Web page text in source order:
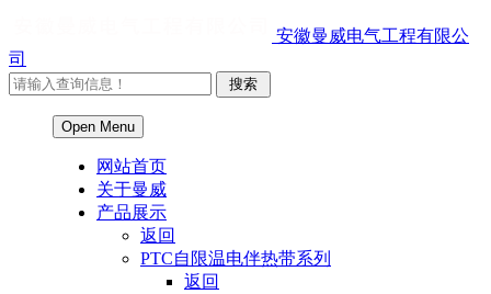
安徽曼威电气工程有限公
司
Open Menu
网站首页
关于曼威
产品展示
返回
PTC自限温电伴热带系列
返回